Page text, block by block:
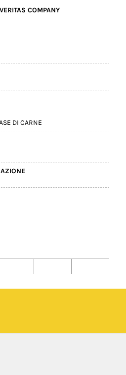
COMPANY
DI CARNE